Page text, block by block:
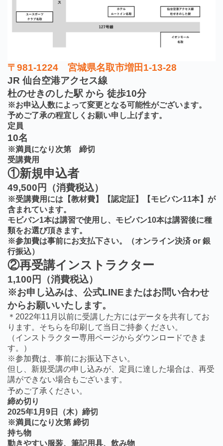
〒981-1224 宮城県名取市増田1-13-28
JR 仙台空港アクセス線
杜のせきのした駅 から 徒歩10分
※お申込人数によって変更となる可能性がございます。
予めご了承の程宜しくお願い申し上げます。
定員
10名
※満員になり次第 締切
受講費用
①新規申込者
49,500円（消費税込）
※受講費用には【教材費】【認定証】【モビバン11本】が
含まれています。
モビバン1本は講習で使用し、モビバン10本は講習後に種
類をお選び頂きます。
※参加費は事前にお支払下さい。（オンライン決済 or 銀
行振込）
②再受講インストラクター
1,100円（消費税込）
※お申し込みは、公式LINEまたはお問い合わせ
からお願いいたします。
＊2022年11月以前に受講した方にはデータを共有してお
ります。そちらを印刷して当日ご持参ください。
（インストラクター専用ページからダウンロードできま
す。）
※参加費は、事前にお振込下さい。
但し、新規受講の申し込みが、 定員に達した場合は、 再受
講ができない場合もございます。
予めご了承ください。
締め切り
2025年1月9日（木）締切
※満員になり次第 締切
持ち物
動きやすい服装、筆記用具、飲み物